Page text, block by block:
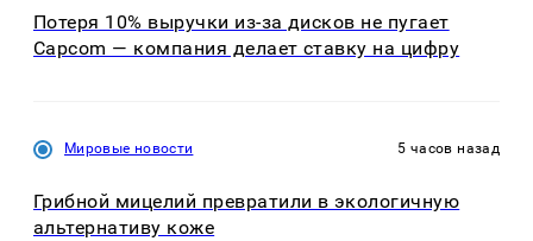
Потеря 10% выручки из-за дисков не пугает
Capcom — компания делает ставку на цифру
Мировые новости 5 часов назад
Грибной мицелий превратили в экологичную
альтернативу коже